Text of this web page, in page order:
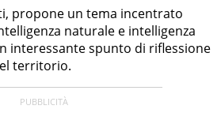
propone un tema incentrato
naturale e intelligenza
interessante spunto di riflessione
territorio.